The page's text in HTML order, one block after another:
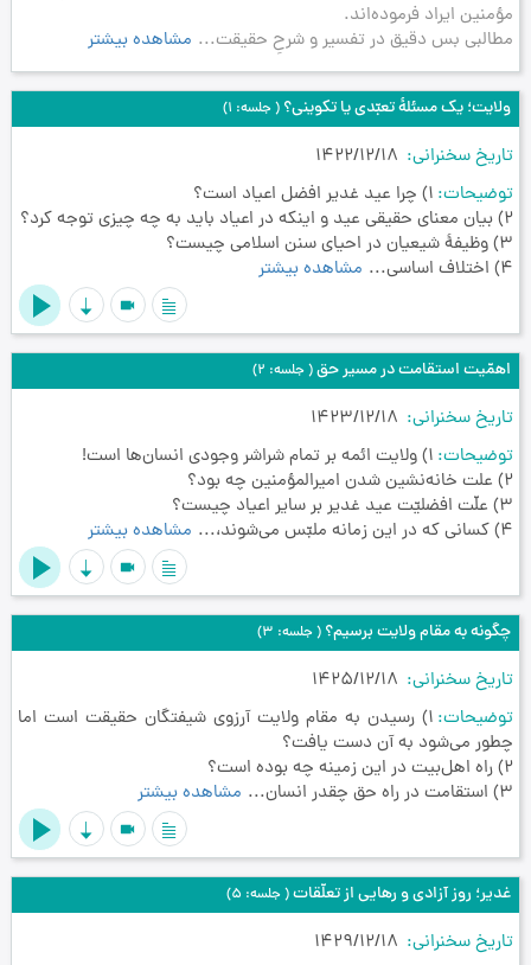
مؤمنین ایراد فرموده‌اند.
مطالبی بس دقیق در تفسیر و شرحِ حقیقت... مشاهده بیشتر
ولایت؛ یک مسئلۀ تعبّدی یا تکوینی؟ ( جلسه: 1)
videocam
تاریخ سخنرانی
توضیحات 1) چرا عید غدیر افضل اعیاد است؟
2) بیان معنای حقیقی عید و اینکه در اعیاد باید به چه چیزی توجه کرد؟
3) وظیفۀ شیعیان در احیای سنن اسلامی چیست؟
4) اختلاف اساسی...
مشاهده بیشتر
اهمّیت استقامت در مسیر حق( جلسه: 2)
videocam
تاریخ سخنرانی
توضیحات 1) ولایت ائمه بر تمام شراشر وجودی انسان‌ها است!
2) علت خانه‌نشین شدن امیرالمؤمنین چه بود؟
3) علّت افضلیّت عید غدیر بر سایر اعیاد چیست؟
4) کسانی که در این زمانه ملبّس می‌شوند،...
مشاهده بیشتر
چگونه به مقام ولایت برسیم؟ ( جلسه: 3)
videocam
تاریخ سخنرانی
توضیحات 1) رسیدن به مقام ولایت آرزوی شیفتگان حقیقت است اما
چطور می‌شود به آن دست یافت؟
2) راه اهل‌بیت در این زمینه چه بوده است؟
3) استقامت در راه حق چقدر انسان...
مشاهده بیشتر
غدیر؛ روز آزادی و رهایی از تعلّقات( جلسه: 5)
تاریخ سخنرانی